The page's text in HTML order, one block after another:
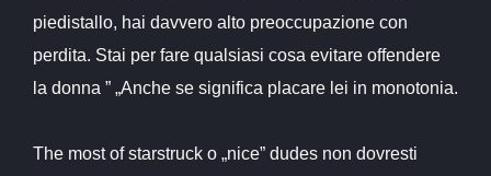
piedistallo, hai davvero alto preoccupazione con
perdita. Stai per fare qualsiasi cosa evitare offendere
la donna ” „Anche se significa placare lei in monotonia.
The most of starstruck o „nice” dudes non dovresti